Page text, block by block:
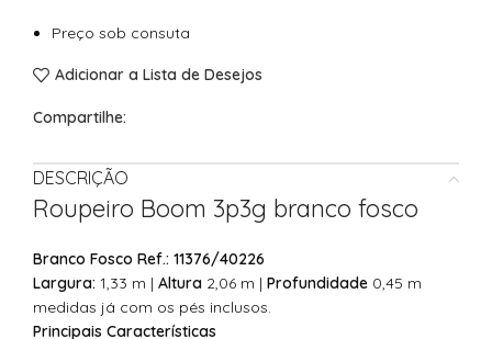
Preço sob consuta
Adicionar a Lista de Desejos
Compartilhe:
DESCRIÇÃO
Roupeiro Boom 3p3g branco fosco
Branco Fosco Ref.: 11376/40226
Largura: 1,33 m | Altura 2,06 m | Profundidade 0,45 m
medidas já com os pés inclusos.
Principais Características